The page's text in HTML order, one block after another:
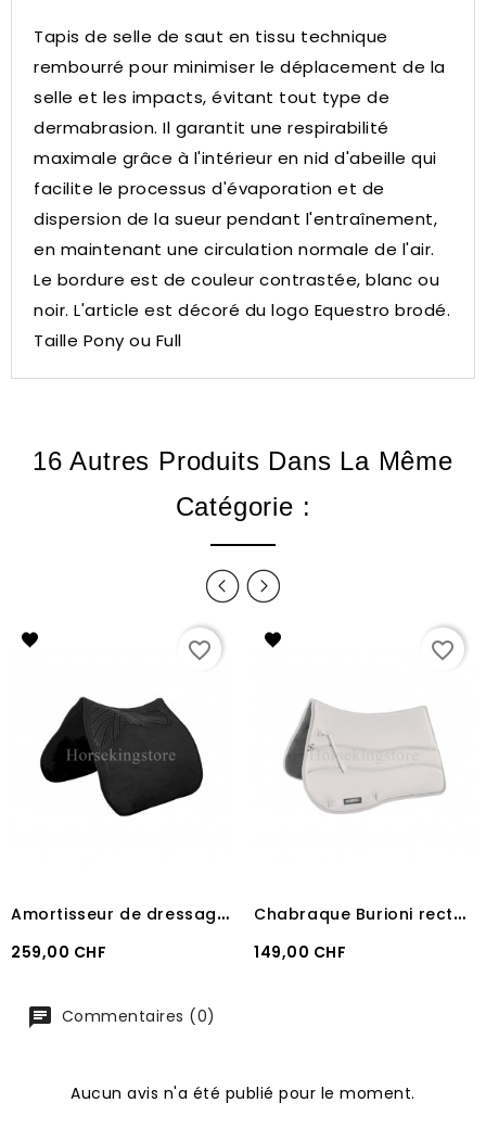
Tapis de selle de saut en tissu technique
rembourré pour minimiser le déplacement de la
selle et les impacts, évitant tout type de
dermabrasion. Il garantit une respirabilité
maximale grâce à l'intérieur en nid d'abeille qui
facilite le processus d'évaporation et de
dispersion de la sueur pendant l'entraînement,
en maintenant une circulation normale de l'air.
Le bordure est de couleur contrastée, blanc ou
noir. L'article est décoré du logo Equestro brodé.
Taille Pony ou Full
16 Autres Produits Dans La Même
Catégorie :
favorite_border
A
mortisseur de dressage Acavallo DS CW-CS twin sided gel grip
Prix
259,00 CHF
favorite_border
C
habraque Burioni rectangulaire Sympa + TexTech Blanc
Prix
149,00 CHF
Commentaires (0)
Aucun avis n'a été publié pour le moment.